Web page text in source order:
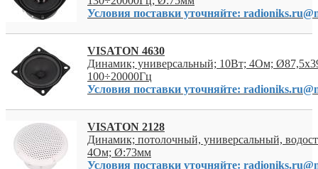
Условия поставки уточняйте:
VISATON 4630
Динамик; универсальный; 10Вт; 4Ом;
100÷20000Гц
Условия поставки уточняйте:
VISATON 2128
Динамик; потолочный, универсальный,
4Ом; Ø:73мм
Условия поставки уточняйте: